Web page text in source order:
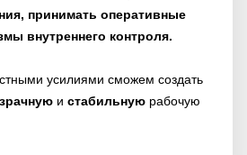
принимать оперативные
внутреннего контроля.
усилиями сможем создать
и стабильную рабочую